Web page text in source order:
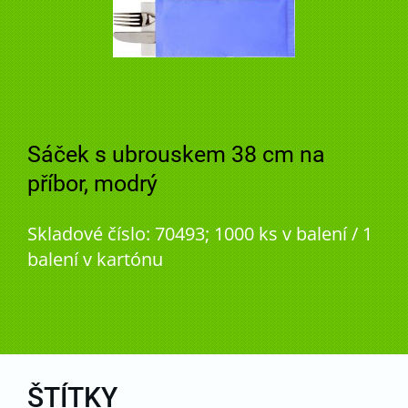
Sáček s ubrouskem 38 cm na
příbor, modrý
Skladové číslo: 70493; 1000 ks v balení / 1
balení v kartónu
ŠTÍTKY